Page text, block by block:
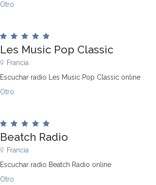
Otro
Les Music Pop Classic
Francia
Escuchar radio Les Music Pop Classic online
Otro
Beatch Radio
Francia
Escuchar radio Beatch Radio online
Otro